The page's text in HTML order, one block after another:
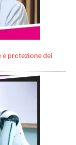
protezione dei